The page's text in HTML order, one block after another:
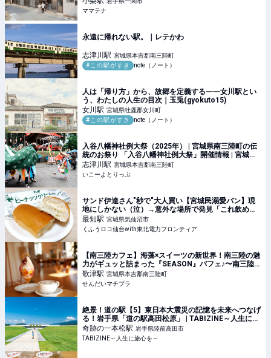
ママテナ
永遠に帰れない駅。｜レテかわ
志津川駅 宮城県本吉郡南三陸町
#この駅がすき
note（ノート）
人は「帰り方」から、故郷を定義する――女川駅とい
う、わたしの人生の目次｜玉兎(gyokuto15)
女川駅 宮城県牡鹿郡女川町
#この駅がすき
note（ノート）
入谷八幡神社例大祭（2025年） | 宮城県南三陸町の伝
統のお祭り 「入谷八幡神社例大祭」開催情報 | 宮城県
本吉郡南三陸町 | いこーよとりっぷ
志津川駅 宮城県本吉郡南三陸町
いこーよとりっぷ
サンド伊達さん"秒で"大人買い【宮城民溺愛パン】現
地にしかない（泣）→意外な場所で発見「これ飲める
♡」神アレンジ＆5種食べ比べ | くふうロコ仙台with東
北電力フロンティア
最知駅 宮城県気仙沼市
くふうロコ仙台with東北電力フロンティア
【南三陸カフェ】海藻×スイーツの新世界！南三陸の魅
力がギュッと詰まった『SEASON』パフェ♪〜南三陸町
歌津〜 - せんだいマチプラ
歌津駅 宮城県本吉郡南三陸町
せんだいマチプラ
絶景！道の駅【5】東日本大震災の記憶を未来へつなげ
る！岩手県「道の駅高田松原」 | TABIZINE～人生に旅
心を～
奇跡の一本松駅 岩手県陸前高田市
TABIZINE～人生に旅心を～